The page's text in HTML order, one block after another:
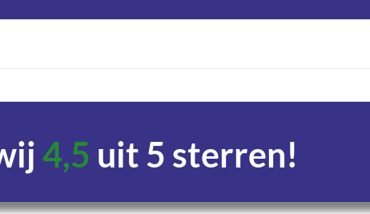
4,5 uit 5 sterren!